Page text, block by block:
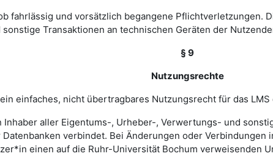
fahrlässig und vorsätzlich begangene Pflichtverletzungen.
Transaktionen an technischen Geräten der
§ 9
Nutzungsrechte
einfaches, nicht übertragbares Nutzungsrecht für das LMS
aller Eigentums-, Urheber-, Verwertungs- und
verbindet. Bei Änderungen oder
einen auf die Ruhr-Universität Bochum verweisenden